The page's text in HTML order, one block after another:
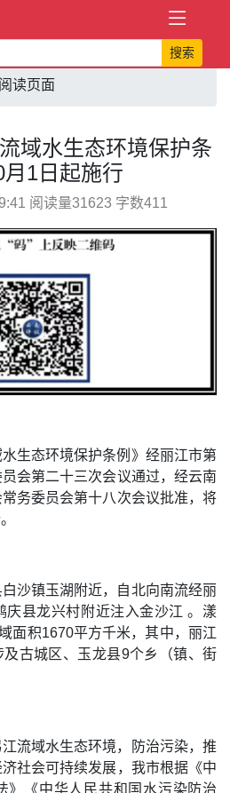
搜索
阅读页面
域水生态环境保护条
月1日起施行
阅读量31623 字数411
水生态环境保护条例》经丽江市第
会第二十三次会议通过，经云南
务委员会第十八次会议批准，将
沙镇玉湖附近，自北向南流经丽
庆县龙兴村附近注入金沙江 。漾
面积1670平方千米，其中，丽江
古城区、玉龙县9个乡（镇、街
流域水生态环境，防治污染，推
社会可持续发展，我市根据《中
》《中华人民共和国水污染防治